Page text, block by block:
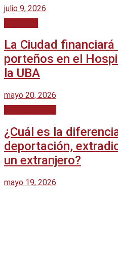
Sin resultados
Ver todos los resultados
julio 9, 2026
La Ciudad
porteños en el
la UBA
mayo 20, 2026
¿Cuál es la
deportación,
un extranjero?
mayo 19, 2026